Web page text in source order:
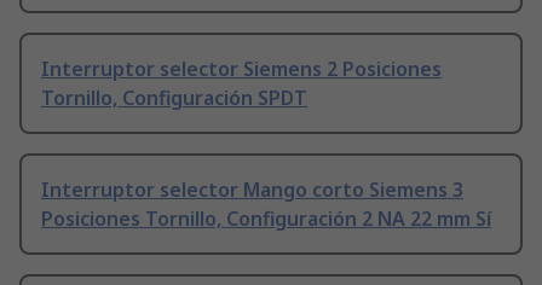
Interruptor selector Siemens 2 Posiciones
Tornillo, Configuración SPDT
Interruptor selector Mango corto Siemens 3
Posiciones Tornillo, Configuración 2 NA 22 mm Sí